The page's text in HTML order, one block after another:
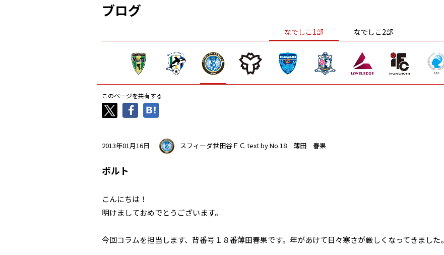
ブログ
なでしこ1部 なでしこ2部
このページを共有する
2013年01月16日 スフィーダ世田谷ＦＣ text by No.18 薄田 春果
ボルト
こんにちは！
明けましておめでとうございます。
今回コラムを担当します、背番号１８番薄田春果です。年があけて日々寒さが厳しくなってきました。